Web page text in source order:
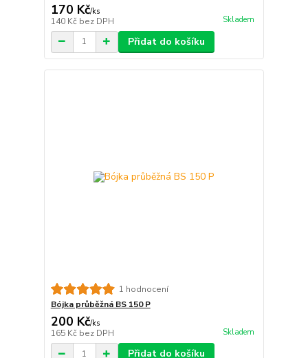
170 Kč/ks
140 Kč bez DPH Skladem
Přidat do košíku
1 hodnocení
Bójka průběžná BS 150 P
200 Kč/ks
165 Kč bez DPH Skladem
Přidat do košíku